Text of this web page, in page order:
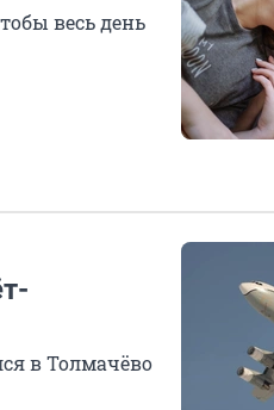
весь день
в Толмачёво